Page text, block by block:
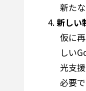
新た
新しい
仮に
しい
光支
必要で